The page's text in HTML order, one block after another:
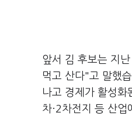
앞서 김 후보는 지
먹고 산다"고 말했
나고 경제가 활성화
차·2차전지 등 산